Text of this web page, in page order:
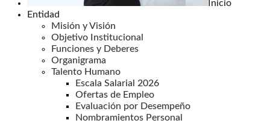
Inicio
Entidad
Misión y Visión
Objetivo Institucional
Funciones y Deberes
Organigrama
Talento Humano
Escala Salarial 2026
Ofertas de Empleo
Evaluación por Desempeño
Nombramientos Personal